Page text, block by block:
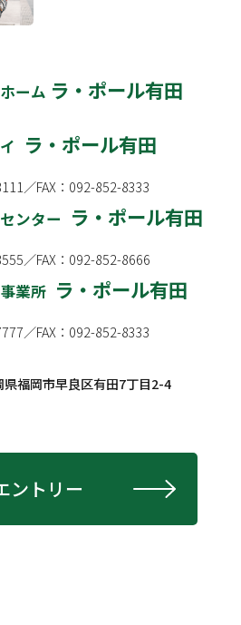
ーム ラ・ポール有田
ラ・ポール有田
／FAX：092-852-8333
ンター ラ・ポール有田
／FAX：092-852-8666
業所 ラ・ポール有田
／FAX：092-852-8333
県福岡市早良区有田7丁目2-4
ントリー